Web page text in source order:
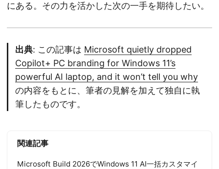
にある。その力を活かした次の一手を期待したい。
出典: この記事は Microsoft quietly dropped
Copilot+ PC branding for Windows 11’s
powerful AI laptop, and it won’t tell you why
の内容をもとに、筆者の見解を加えて独自に執
筆したものです。
関連記事
Microsoft Build 2026でWindows 11 AI一括カスタマイ